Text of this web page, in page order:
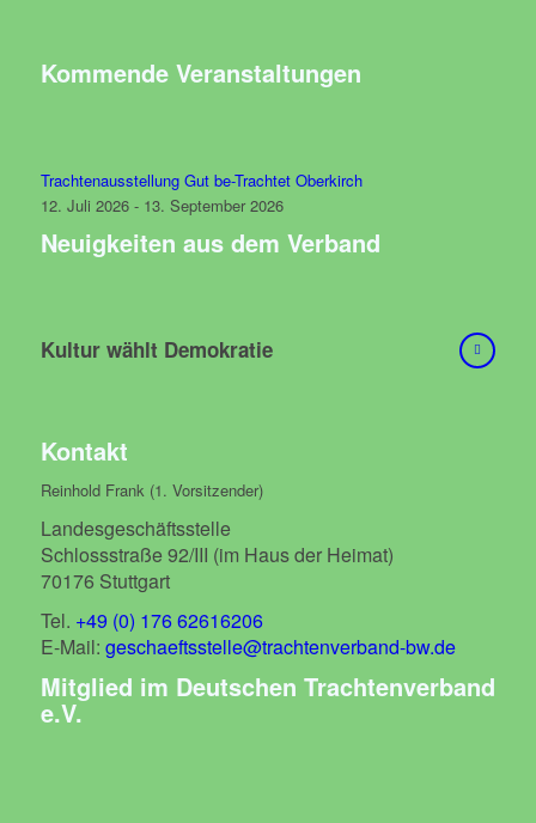
Kommende Veranstaltungen
Trachtenausstellung Gut be-Trachtet Oberkirch
12. Juli 2026 - 13. September 2026
Neuigkeiten aus dem Verband
Kultur wählt Demokratie
Kontakt
Reinhold Frank (1. Vorsitzender)
Landesgeschäftsstelle
Schlossstraße 92/III (im Haus der Heimat)
70176 Stuttgart
Tel. +49 (0) 176 62616206
E-Mail: geschaeftsstelle@trachtenverband-bw.de
Mitglied im Deutschen Trachtenverband
e.V.